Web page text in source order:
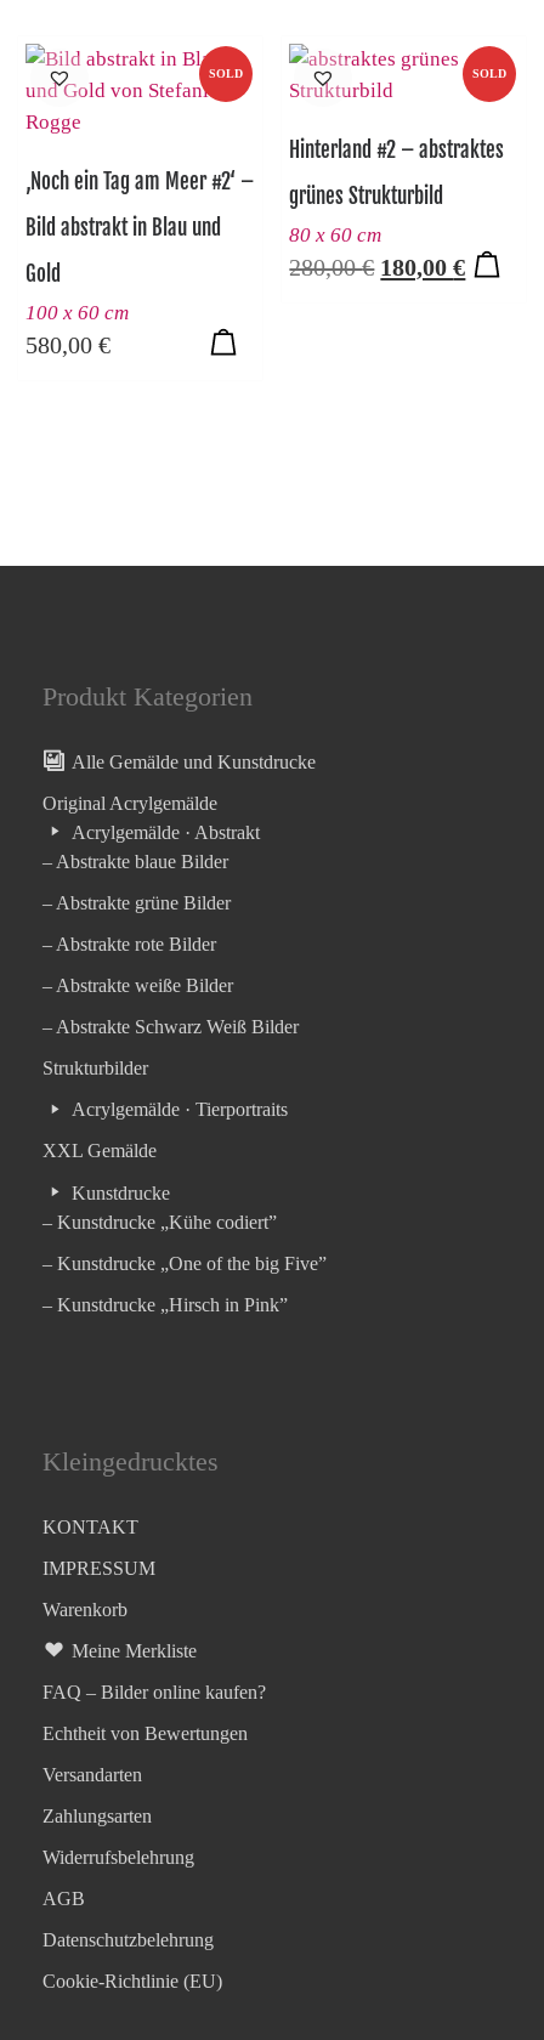
SOLD
‚Noch ein Tag am Meer #2‘ –
Bild abstrakt in Blau und
Gold
100 x 60 cm
580,00 €
SOLD
Hinterland #2 – abstraktes
grünes Strukturbild
80 x 60 cm
280,00€ Ursprünglicher
180,00€
Produkt Kategorien
Alle Gemälde und Kunstdrucke
Original Acrylgemälde
Acrylgemälde · Abstrakt
– Abstrakte blaue Bilder
– Abstrakte grüne Bilder
– Abstrakte rote Bilder
– Abstrakte weiße Bilder
– Abstrakte Schwarz Weiß Bilder
Strukturbilder
Acrylgemälde · Tierportraits
XXL Gemälde
Kunstdrucke
– Kunstdrucke „Kühe codiert”
– Kunstdrucke „One of the big Five”
– Kunstdrucke „Hirsch in Pink”
Kleingedrucktes
KONTAKT
IMPRESSUM
Warenkorb
Meine Merkliste
FAQ – Bilder online kaufen?
Echtheit von Bewertungen
Versandarten
Zahlungsarten
Widerrufsbelehrung
AGB
Datenschutzbelehrung
Cookie-Richtlinie (EU)